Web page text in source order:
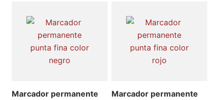
Leer más Añadir al carrito
Marcador permanente
Marcador permanente